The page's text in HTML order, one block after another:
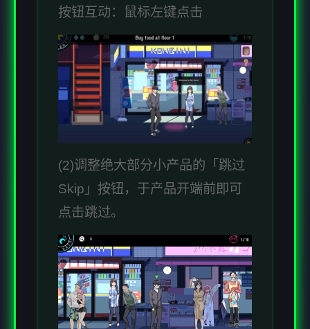
按钮互动：鼠标左键点击
(2)调整绝大部分小产品的「跳过
Skip」按钮，于产品开端前即可
点击跳过。